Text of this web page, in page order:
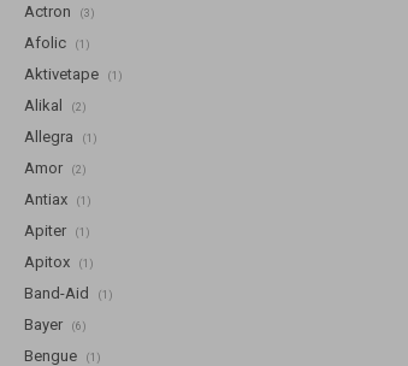
Actron (3)
Afolic (1)
Aktivetape (1)
Alikal (2)
Allegra (1)
Amor (2)
Antiax (1)
Apiter (1)
Apitox (1)
Band-Aid (1)
Bayer (6)
Bengue (1)